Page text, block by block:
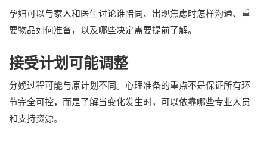
孕妇可以与家人和医生讨论谁陪同、出现焦虑时怎样沟通、重
要物品如何准备，以及哪些决定需要提前了解。
接受计划可能调整
分娩过程可能与原计划不同。心理准备的重点不是保证所有环
节完全可控，而是了解当变化发生时，可以依靠哪些专业人员
和支持资源。